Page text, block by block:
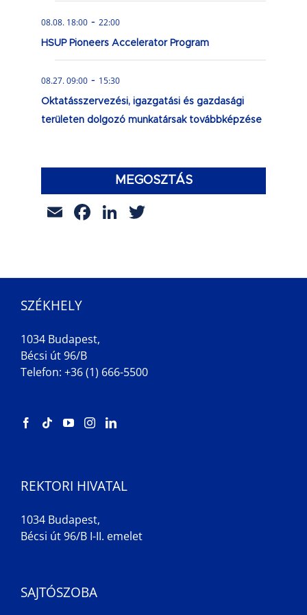
08.08. 18:00 - 22:00
HSUP Pioneers Accelerator Program
08.27. 09:00 - 15:30
Oktatásszervezési, igazgatási és gazdasági
területen dolgozó munkatársak továbbképzése
MEGOSZTÁS
EmailFacebook
LinkedIn
SZÉKHELY
1034 Budapest,
Bécsi út 96/B
Telefon: +36 (1) 666-5500
REKTORI HIVATAL
1034 Budapest,
Bécsi út 96/B I-II. emelet
SAJTÓSZOBA